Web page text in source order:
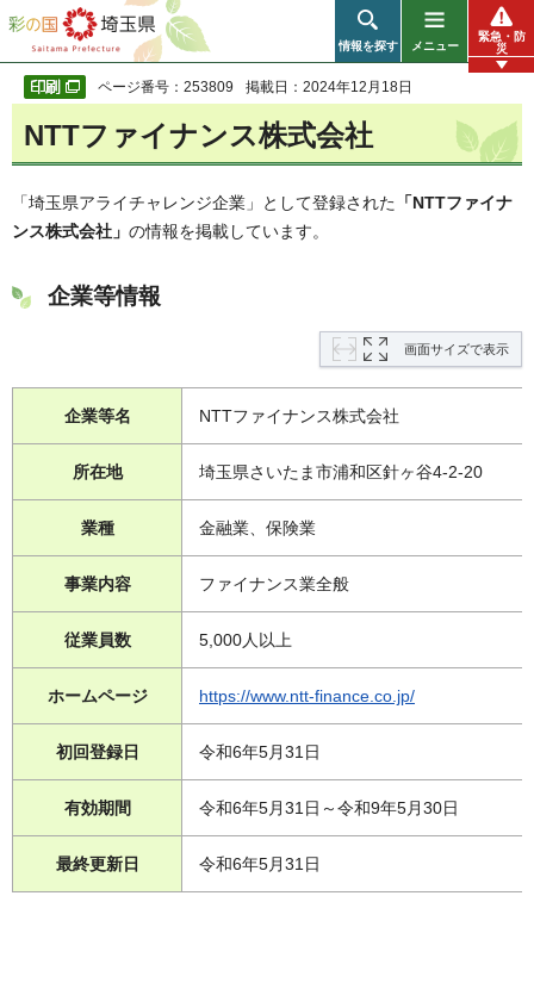
彩の国 埼玉県
情報を探す メニュー
緊急・防
災
ページ番号：253809 掲載日：2024年12月18日
NTTファイナンス株式会社
「埼玉県アライチャレンジ企業」として登録された 「NTTファイナ
ンス株式会社」 の情報を掲載しています。
企業等情報
画面サイズで表示
企業等名 NTTファイナンス株式会社
所在地 埼玉県さいたま市浦和区針ヶ谷4-2-20
業種 金融業、保険業
事業内容 ファイナンス業全般
従業員数 5,000人以上
ホームページ https://www.ntt-finance.co.jp/
初回登録日 令和6年5月31日
有効期間 令和6年5月31日～令和9年5月30日
最終更新日 令和6年5月31日